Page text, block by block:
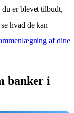
er blevet tilbudt,
hvad de kan
af dine
banker i